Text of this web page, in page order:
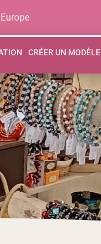
CRÉER UN MODÈLE